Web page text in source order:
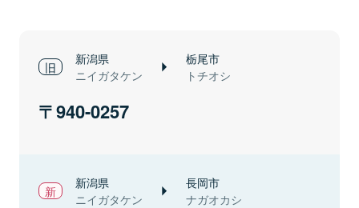
新潟県
ニイガタケン
栃尾市
トチオシ
940-0257
新潟県
ニイガタケン
長岡市
ナガオカシ